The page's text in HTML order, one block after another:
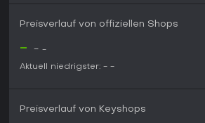
Preisverlauf von offiziellen Shops
- - -
Aktuell niedrigster: - -
Preisverlauf von Keyshops